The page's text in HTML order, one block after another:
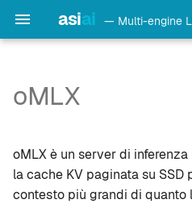
asiai — Multi-engine LLM benchmark &
i
a
detect
config
bench
Installazione
Dettagli
Note
oMLX
oMLX è un server di
la cache KV paginata su
contesto più grandi di quanto